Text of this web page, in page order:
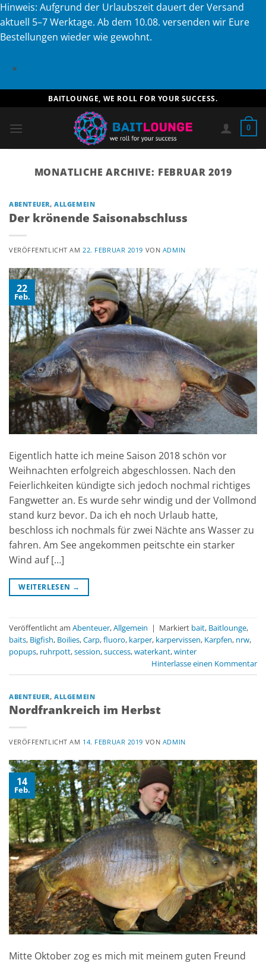
Hinweis: Aufgrund der Urlaubszeit dauert der Versand
aktuell 5–7 Werktage. Ab dem 10.08. versenden wir Eure
Bestellungen wieder wie gewohnt.
×
Inhalt
springen
BAITLOUNGE, WE ROLL FOR YOUR SUCCESS.
0
MONATLICHE ARCHIVE: FEBRUAR 2019
ABENTEUER,ALLGEMEIN
Der krönende Saisonabschluss
VERÖFFENTLICHT AM 22. FEBRUAR 2019 VON ADMIN
22
Feb.
Eigentlich hatte ich meine Saison 2018 schön vor
Weihnachten erfolgreich abgeschlossen. Nach den
Feierlichkeiten kündigte sich jedoch nochmal richtiges
Fangwetter an. Es wurde sehr windig und der Vollmond
stand kurz bevor. Da ich eh noch Urlaub hatte,
beschloss ich nochmals für zwei Nächte ans Wasser zu
fahren. Am See angekommen peitschte ein starker
Wind auf […]
WEITERLESEN →
Veröffentlicht am Abenteuer,Allgemein | Markiert bait, Baitlounge,
baits, Bigfish, Boilies,Carp,fluoro, karper, karpervissen, Karpfen, nrw,
popups, ruhrpott,session,success,waterkant,winter
Hinterlasse einen Kommentar
ABENTEUER,ALLGEMEIN
Nordfrankreich im Herbst
VERÖFFENTLICHT AM 14. FEBRUAR 2019 VON ADMIN
14
Feb.
Mitte Oktober zog es mich mit meinem guten Freund